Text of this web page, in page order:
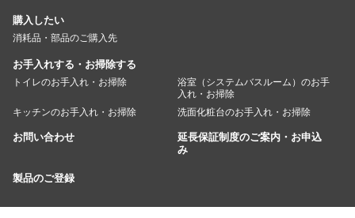
購入したい
消耗品・部品のご購入先
お手入れする・お掃除する
トイレのお手入れ・お掃除
浴室（システムバスルーム）のお手
入れ・お掃除
キッチンのお手入れ・お掃除
洗面化粧台のお手入れ・お掃除
お問い合わせ
延長保証制度のご案内・お申込
み
製品のご登録